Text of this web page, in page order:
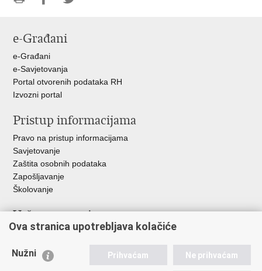
FacebookuTwitteru
e-Građani
e-Građani
e-Savjetovanja
Portal otvorenih podataka RH
Izvozni portal
Pristup informacijama
Pravo na pristup informacijama
Savjetovanje
Zaštita osobnih podataka
Zapošljavanje
Školovanje
Važne poveznice
Ministarstvo unutarnjih poslova
Udruge
Ova stranica upotrebljava kolačiće
Nužni Prihvaćam Ne prihvaćam